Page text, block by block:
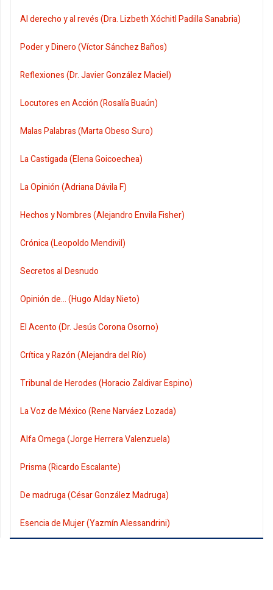
Al derecho y al revés (Dra. Lizbeth Xóchitl Padilla Sanabria)
Poder y Dinero (Víctor Sánchez Baños)
Reflexiones (Dr. Javier González Maciel)
Locutores en Acción (Rosalía Buaún)
Malas Palabras (Marta Obeso Suro)
La Castigada (Elena Goicoechea)
La Opinión (Adriana Dávila F)
Hechos y Nombres (Alejandro Envila Fisher)
Crónica (Leopoldo Mendivil)
Secretos al Desnudo
Opinión de... (Hugo Alday Nieto)
El Acento (Dr. Jesús Corona Osorno)
Crítica y Razón (Alejandra del Río)
Tribunal de Herodes (Horacio Zaldivar Espino)
La Voz de México (Rene Narváez Lozada)
Alfa Omega (Jorge Herrera Valenzuela)
Prisma (Ricardo Escalante)
De madruga (César González Madruga)
Esencia de Mujer (Yazmín Alessandrini)